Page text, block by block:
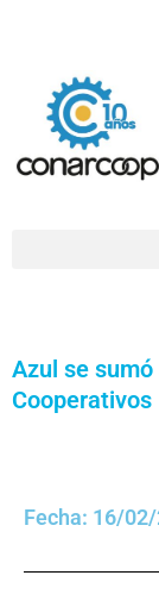
Azul se
Cooperativos
Fecha: 16/